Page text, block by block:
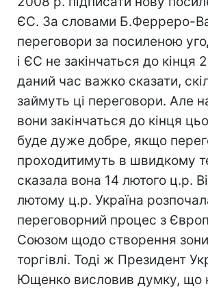
ЄС. За словами Б.Ферреро-
переговори за посиленою
і ЄС не закінчаться до кінця
даний час важко сказати,
займуть ці переговори. Але
вони закінчаться до кінця
буде дуже добре, якщо
проходитимуть в швидкому
сказала вона 14 лютого ц.р.
лютому ц.р. Україна
переговорний процес з
Союзом щодо створення зони
торгівлі. Тоді ж Президент
Ющенко висловив думку, що